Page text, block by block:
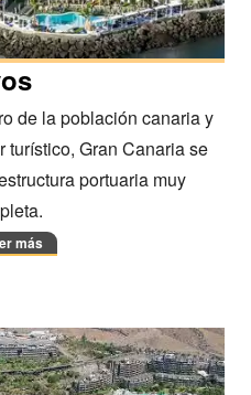
de la población canaria y
turístico, Gran Canaria se
portuaria muy
más